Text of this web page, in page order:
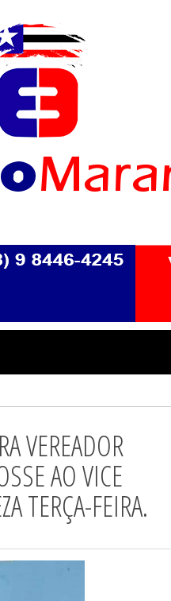
VEREADOR
AO VICE
TERÇA-FEIRA.